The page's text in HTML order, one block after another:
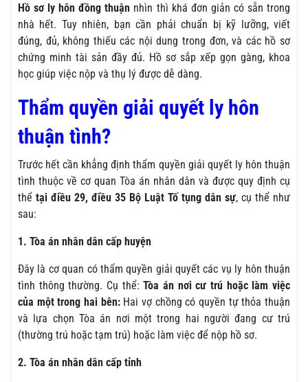
Hồ sơ ly hôn đồng thuận nhìn thì khá đơn giản có sẵn trong
nhà hết. Tuy nhiên, bạn cần phải chuẩn bị kỹ lưỡng, viết
đúng, đủ, không thiếu các nội dung trong đơn, và các hồ sơ
chứng minh tài sản đầy đủ. Hồ sơ sắp xếp gọn gàng, khoa
học giúp việc nộp và thụ lý được dễ dàng.
Thẩm quyền giải quyết ly hôn
thuận tình?
Trước hết cần khẳng định thẩm quyền giải quyết ly hôn thuận
tình thuộc về cơ quan Tòa án nhân dân và được quy định cụ
thể tại điều 29, điều 35 Bộ Luật Tố tụng dân sự, cụ thể như
sau:
1. Tòa án nhân dân cấp huyện
Đây là cơ quan có thẩm quyền giải quyết các vụ ly hôn thuận
tình thông thường. Cụ thể:Tòa án nơi cư trú hoặc làm việc
của một trong hai bên:Hai vợ chồng có quyền tự thỏa thuận
và lựa chọn Tòa án nơi một trong hai người đang cư trú
(thường trú hoặc tạm trú) hoặc làm việc để nộp hồ sơ.
2. Tòa án nhân dân cấp tỉnh